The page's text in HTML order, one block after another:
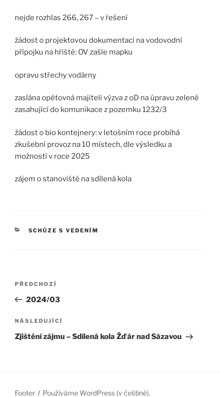
nejde rozhlas 266, 267 – v řešení
žádost o projektovou dokumentaci na vodovodní
přípojku na hřiště: OV zašle mapku
opravu střechy vodárny
zaslána opětovná majiteli výzva z oD na úpravu zeleně
zasahující do komunikace z pozemku 1232/3
žádost o bio kontejnery: v letošním roce probíhá
zkušební provoz na 10 místech, dle výsledku a
možností v roce 2025
zájem o stanoviště na sdílená kola
RUBRIKY
SCHŮZE S VEDENÍM
Navigace
příspěvek
Předchozí
příspěvek
PŘEDCHOZÍ
2024/03
Následující
příspěvek
NÁSLEDUJÍCÍ
Zjištění zájmu – Sdílená kola Žďár nad Sázavou
Footer Používáme WordPress (v češtině).